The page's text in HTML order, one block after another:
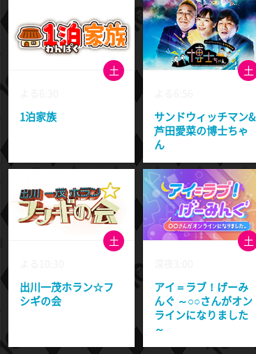
土
1泊家族
土
サンドウィッチマン&
芦田愛菜の博士ちゃ
ん
土
出川一茂ホラン☆フ
シギの会
土
アイ＝ラブ！げーみ
んぐ ～○○さんがオン
ラインになりました
～